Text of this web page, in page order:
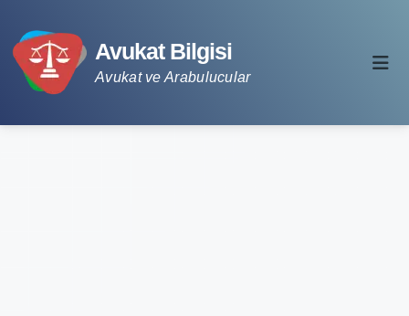
Avukat Bilgisi
Avukat ve Arabulucular